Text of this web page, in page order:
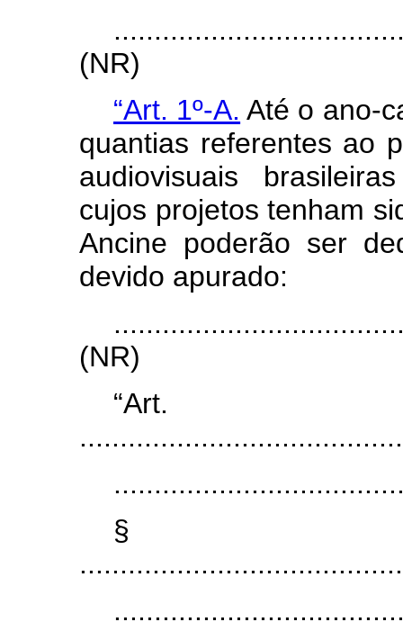
(NR)
“Art. 1º-A. Até o ano-
quantias referentes ao
audiovisuais
cujos projetos tenham
Ancine poderão ser
devido apurado:
(NR)
§